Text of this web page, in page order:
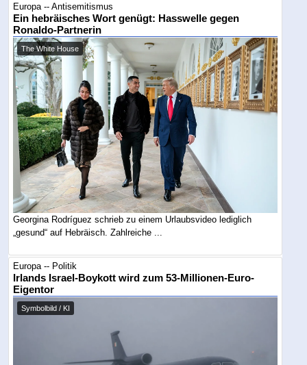
Europa -- Antisemitismus
Ein hebräisches Wort genügt: Hasswelle gegen
Ronaldo-Partnerin
The White House
Georgina Rodríguez schrieb zu einem Urlaubsvideo lediglich
„gesund“ auf Hebräisch. Zahlreiche ...
Europa -- Politik
Irlands Israel-Boykott wird zum 53-Millionen-Euro-
Eigentor
Symbolbild / KI